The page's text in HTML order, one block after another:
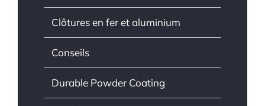
Clôtures en fer et aluminium
Conseils
Durable Powder Coating